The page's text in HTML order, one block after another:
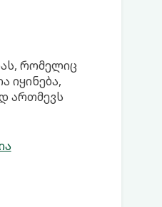
რომელიც
იყინება,
ართმევს